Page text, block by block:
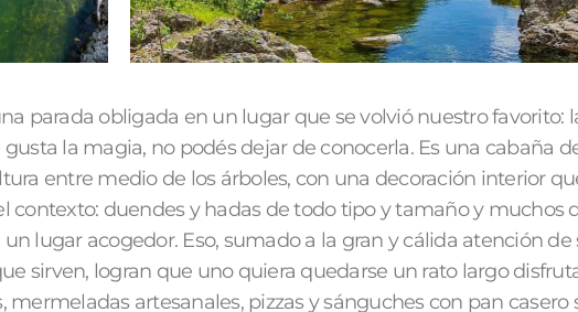
parada obligada en un lugar que se volvió nuestro favorito:
gusta la magia, no podés dejar de conocerla. Es una cabaña
entre medio de los árboles, con una decoración interior
contexto: duendes y hadas de todo tipo y tamaño y muchos
lugar acogedor. Eso, sumado a la gran y cálida atención de
sirven, logran que uno quiera quedarse un rato largo
mermeladas artesanales, pizzas y sánguches con pan casero